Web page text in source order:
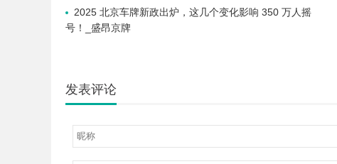
2025 北京车牌新政出炉，这几个变化影响 350 万人摇
号！_盛昂京牌
发表评论